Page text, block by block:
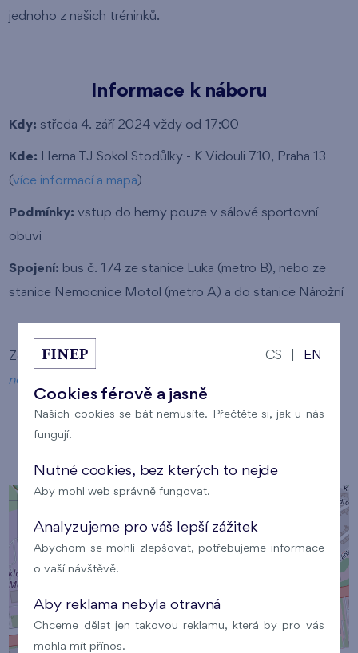
jednoho z našich tréninků.
Informace k náboru
Kdy: středa 4. září 2024 vždy od 17:00
Kde: Herna TJ Sokol Stodůlky - K Vidouli 710, Praha 13
(více informací a mapa )
Podmínky: vstup do herny pouze v sálové sportovní
obuvi
Spojení: bus č. 174 ze stanice Luka (metro B), nebo ze
stanice Nemocnice Motol (metro A) a do stanice Nárožní
Zdroj:https://www.pinecstodulky.cz/cs/prijdte-na-
nabor-mladych-stolnich-tenistu
×
−
CS EN
Cookies férově a jasně
Našich cookies se bát nemusíte. Přečtěte si, jak u nás
fungují.
Nutné cookies, bez kterých to nejde
Aby mohl web správně fungovat.
Analyzujeme pro váš lepší zážitek
Abychom se mohli zlepšovat, potřebujeme informace
o vaší návštěvě.
Aby reklama nebyla otravná
Chceme dělat jen takovou reklamu, která by pro vás
mohla mít přínos.